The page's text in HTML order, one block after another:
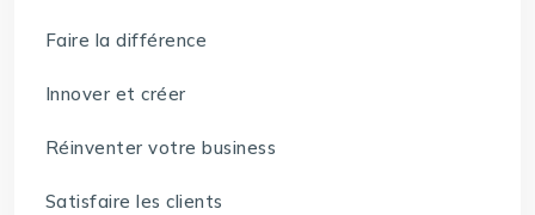
Faire la différence
Innover et créer
Réinventer votre business
Satisfaire les clients